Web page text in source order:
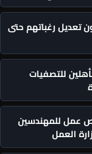
تعديل رغباتهم حتى
للتصفيات
جنيه.. فرص عمل للمهندسين
العمل